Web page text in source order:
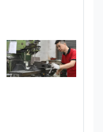
όλα τα πιθανά
που μπορεί να